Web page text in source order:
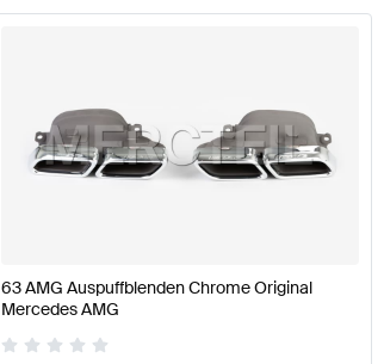
63 AMG Auspuffblenden Chrome Original
Mercedes AMG